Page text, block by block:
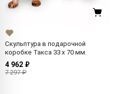
Скульптура в подарочной
коробке Такса 33 x 70 мм.
4 962 ₽
7 297 ₽